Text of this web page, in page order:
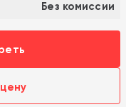
Без комиссии